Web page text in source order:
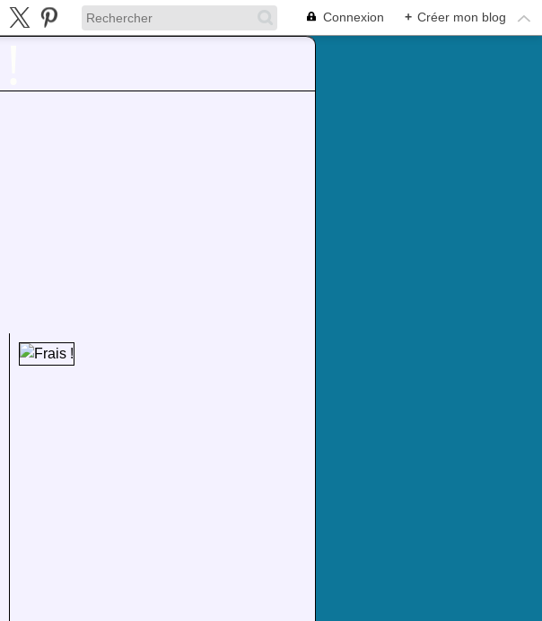
Connexion + Créer mon blog